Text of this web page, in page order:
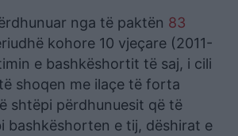
nga të paktën 83
kohore 10 vjeçare (2011-
e bashkëshortit të saj, i cili
shoqen me ilaçe të forta
shtëpi përdhunuesit që të
bashkëshorten e tij, dëshirat e